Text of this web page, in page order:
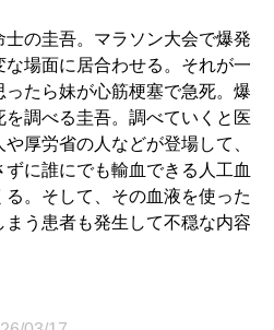
士の圭吾。マラソン大会で爆発
な場面に居合わせる。それが一
ったら妹が心筋梗塞で急死。爆
を調べる圭吾。調べていくと医
厚労省の人などが登場して、
に誰にでも輸血できる人工血
。そして、その血液を使った
まう患者も発生して不穏な内容